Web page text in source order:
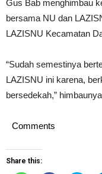
Gus Bab menghimbau
bersama NU dan
LAZISNU Kecamatan
“Sudah semestinya
LAZISNU ini karena,
bersedekah,”
Comments
Share this: